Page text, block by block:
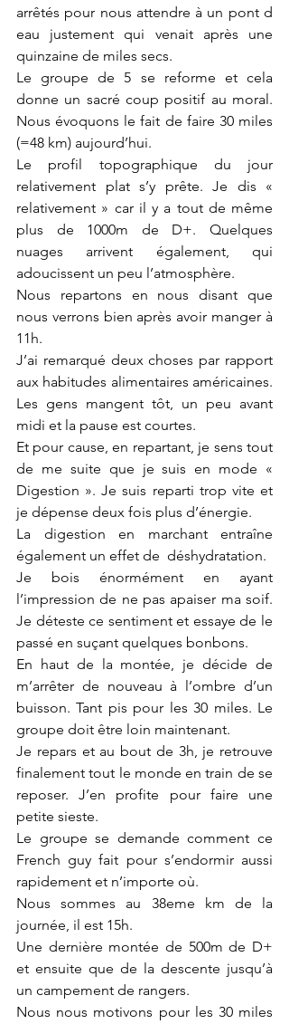
arrêtés pour nous attendre à un pont d
eau justement qui venait après une
quinzaine de miles secs.
Le groupe de 5 se reforme et cela
donne un sacré coup positif au moral.
Nous évoquons le fait de faire 30 miles
(=48 km) aujourd’hui.
Le profil topographique du jour
relativement plat s’y prête. Je dis «
relativement » car il y a tout de même
plus de 1000m de D+. Quelques
nuages arrivent également, qui
adoucissent un peu l’atmosphère.
Nous repartons en nous disant que
nous verrons bien après avoir manger à
11h.
J’ai remarqué deux choses par rapport
aux habitudes alimentaires américaines.
Les gens mangent tôt, un peu avant
midi et la pause est courtes.
Et pour cause, en repartant, je sens tout
de me suite que je suis en mode «
Digestion ». Je suis reparti trop vite et
je dépense deux fois plus d’énergie.
La digestion en marchant entraîne
Je bois énormément en ayant
l’impression de ne pas apaiser ma soif.
Je déteste ce sentiment et essaye de le
passé en suçant quelques bonbons.
En haut de la montée, je décide de
m’arrêter de nouveau à l’ombre d’un
buisson. Tant pis pour les 30 miles. Le
groupe doit être loin maintenant.
Je repars et au bout de 3h, je retrouve
finalement tout le monde en train de se
reposer. J’en profite pour faire une
petite sieste.
Le groupe se demande comment ce
French guy fait pour s’endormir aussi
rapidement et n’importe où.
Nous sommes au 38eme km de la
journée, il est 15h.
Une dernière montée de 500m de D+
et ensuite que de la descente jusqu’à
un campement de rangers.
Nous nous motivons pour les 30 miles